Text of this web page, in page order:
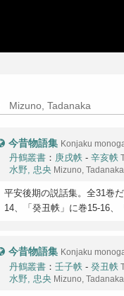
Mizuno, Tadanaka
今昔物語集 Konjaku
丹鶴叢書： 庚戌帙 - 辛亥帙
水野, 忠央Mizuno,
平安後期の説話集。全31巻
14、「癸丑帙」に巻15-16、
今昔物語集 Konjaku
丹鶴叢書： 壬子帙 - 癸丑帙
水野, 忠央Mizuno,